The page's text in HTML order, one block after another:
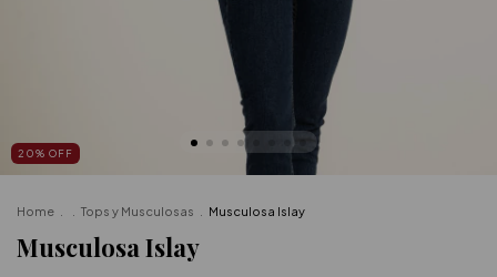
20% OFF
Home Tops y Musculosas Musculosa Islay
Musculosa Islay